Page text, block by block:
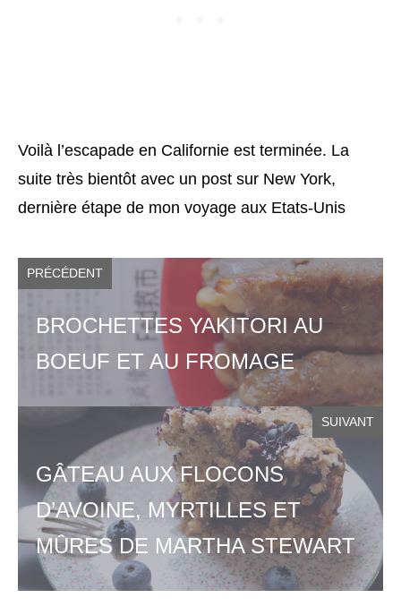
Voilà l’escapade en Californie est terminée. La
suite très bientôt avec un post sur New York,
dernière étape de mon voyage aux Etats-Unis
PRÉCÉDENT
BROCHETTES YAKITORI AU
BOEUF ET AU FROMAGE
SUIVANT
GÂTEAU AUX FLOCONS
D’AVOINE, MYRTILLES ET
MÛRES DE MARTHA STEWART